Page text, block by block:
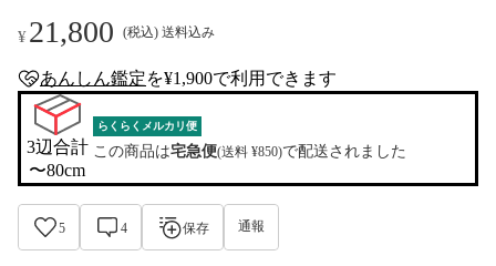
¥21,800 (税込) 送料込み
anshin-appraisal-tag
あんしん鑑定を¥1,900で利用できます
3辺合計
〜80cm
らくらくメルカリ便
この商品は宅急便(送料 ¥850)で配送されました
5 4 保存 通報